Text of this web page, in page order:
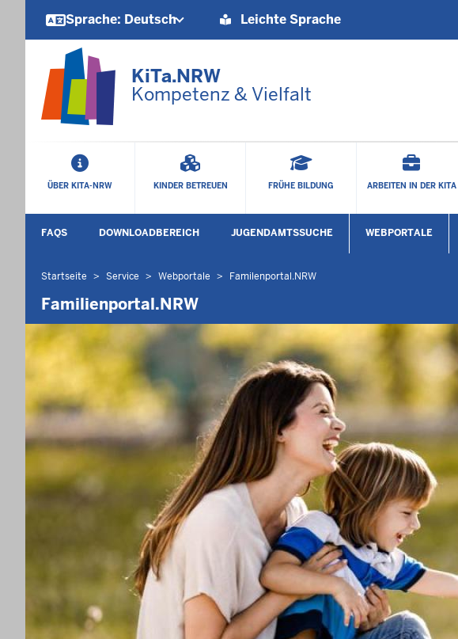
Sprache: Deutsch
Barrierearme
Sprachen
Leichte Sprache
KiTa.NRW
Kompetenz & Vielfalt
HAUPTMENÜ
ÜBER KITA-NRW KINDER BETREUEN FRÜHE BILDUNG ARBEITEN IN DER KITA
FAQS DOWNLOADBEREICH JUGENDAMTSSUCHE WEBPORTALE
Sie
befinden
hier
Startseite Service Webportale Familenportal.NRW
Familienportal.NRW